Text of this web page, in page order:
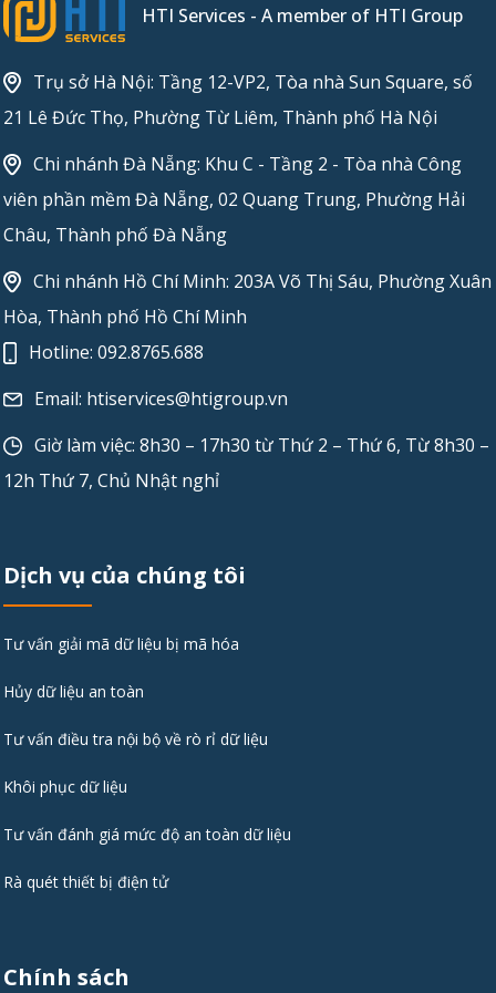
HTI Services - A member of HTI Group
Trụ sở Hà Nội: Tầng 12-VP2, Tòa nhà Sun Square, số
21 Lê Đức Thọ, Phường Từ Liêm, Thành phố Hà Nội
Chi nhánh Đà Nẵng: Khu C - Tầng 2 - Tòa nhà Công
viên phần mềm Đà Nẵng, 02 Quang Trung, Phường Hải
Châu, Thành phố Đà Nẵng
Chi nhánh Hồ Chí Minh: 203A Võ Thị Sáu, Phường Xuân
Hòa, Thành phố Hồ Chí Minh
Hotline:092.8765.688
Email: htiservices@htigroup.vn
Giờ làm việc: 8h30 – 17h30 từ Thứ 2 – Thứ 6, Từ 8h30 –
12h Thứ 7, Chủ Nhật nghỉ
Dịch vụ của chúng tôi
Tư vấn giải mã dữ liệu bị mã hóa
Hủy dữ liệu an toàn
Tư vấn điều tra nội bộ về rò rỉ dữ liệu
Khôi phục dữ liệu
Tư vấn đánh giá mức độ an toàn dữ liệu
Rà quét thiết bị điện tử
Chính sách